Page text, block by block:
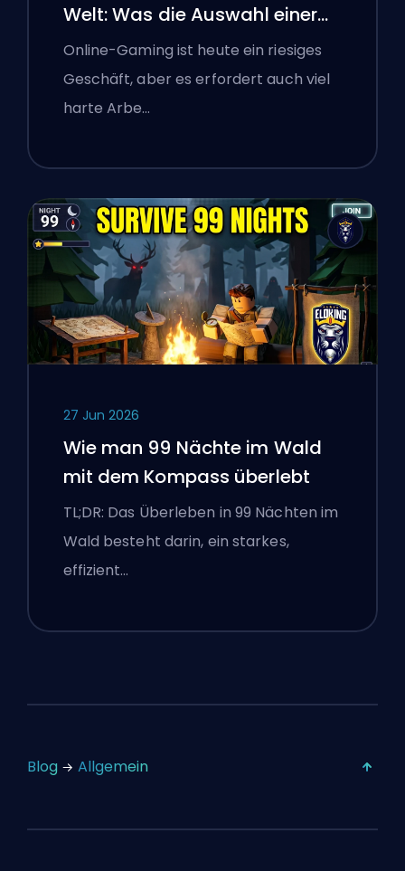
Welt: Was die Auswahl einer
Boosting-Plattform polnischen
Gamern über die Überprüfung
von Online-Diensten
Online-Gaming ist heute ein riesiges
Geschäft, aber es erfordert auch viel
harte Arbe…
27 Jun 2026
Wie man 99 Nächte im Wald
mit dem Kompass überlebt
TL;DR: Das Überleben in 99 Nächten im
Wald besteht darin, ein starkes,
effizient…
Blog Allgemein